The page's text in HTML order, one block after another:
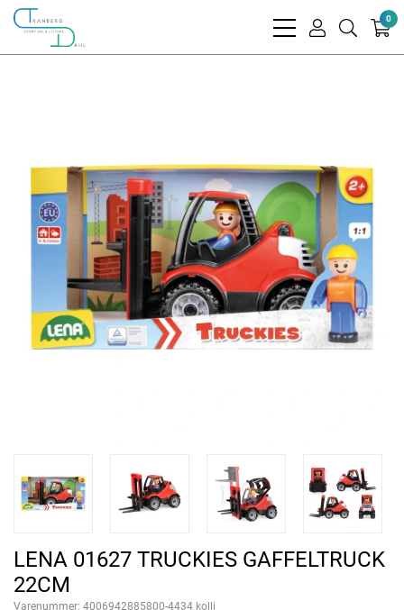
bars
user
search
0
LENA 01627 TRUCKIES GAFFELTRUCK
22CM
Varenummer: 4006942885800-4434 kolli